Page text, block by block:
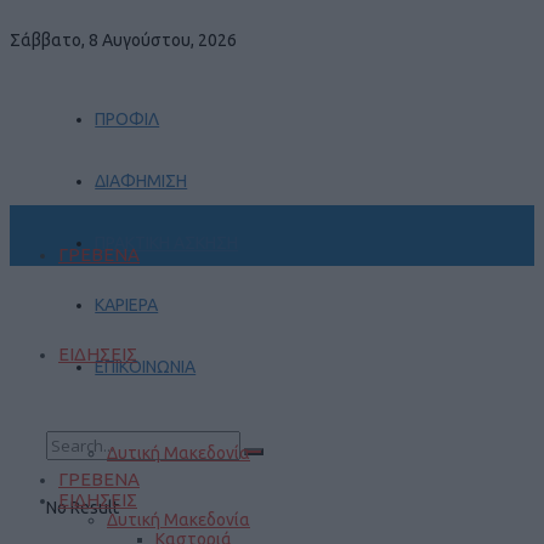
Σάββατο, 8 Αυγούστου, 2026
ΠΡΟΦΙΛ
ΔΙΑΦΗΜΙΣΗ
ΚΑΡΙΕΡΑ
ΕΠΙΚΟΙΝΩΝΙΑ
No Result
ΓΡΕΒΕΝΑ
ΕΙΔΗΣΕΙΣ
Δυτική Μακεδονία
ΓΡΕΒΕΝΑ
ΕΙΔΗΣΕΙΣ
Δυτική Μακεδονία
Καστοριά